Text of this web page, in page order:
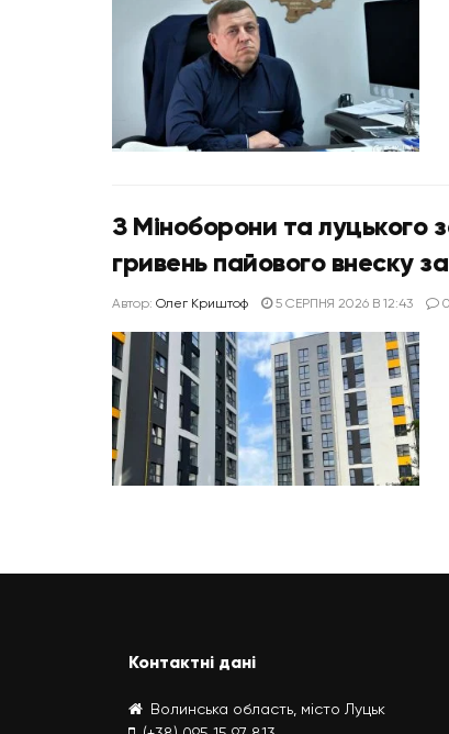
З Міноборони та луцького
гривень пайового внеску
Автор: Олег Криштоф 5 СЕРПНЯ 2026 В 12:43 0
Контактні дані
Волинська область, місто Луцьк